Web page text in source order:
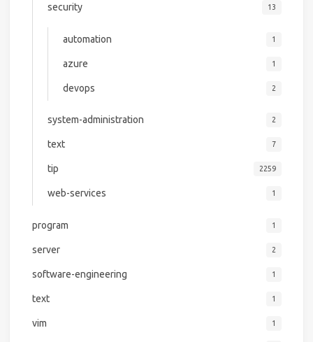
security 13
automation 1
azure 1
devops 2
system-administration 2
text 7
tip 2259
web-services 1
program 1
server 2
software-engineering 1
text 1
vim 1